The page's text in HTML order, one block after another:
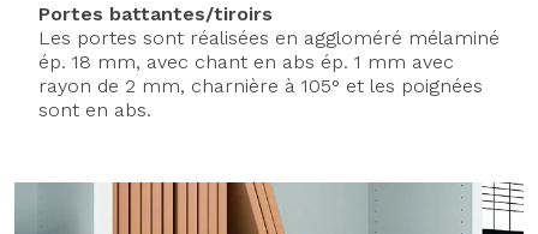
Portes battantes/tiroirs
Les portes sont réalisées en aggloméré mélaminé
ép. 18 mm, avec chant en abs ép. 1 mm avec
rayon de 2 mm, charnière à 105° et les poignées
sont en abs.